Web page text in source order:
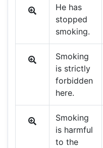
He has
stopped
smoking.
Smoking
is strictly
forbidden
here.
Smoking
is harmful
to the